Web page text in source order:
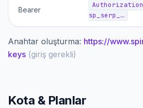
Bearer
sp_serp_…
Anahtar oluşturma: https://
keys (giriş gerekli)
Kota & Planlar